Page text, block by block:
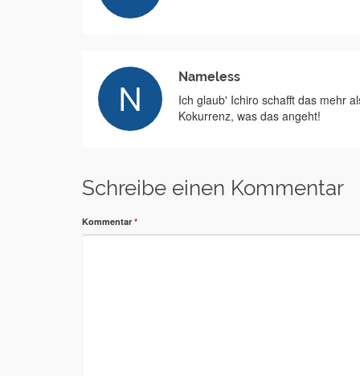
Nameless
Ich glaub' Ichiro schafft das mehr
Kokurrenz, was das angeht!
Schreibe einen Kommentar
Kommentar *